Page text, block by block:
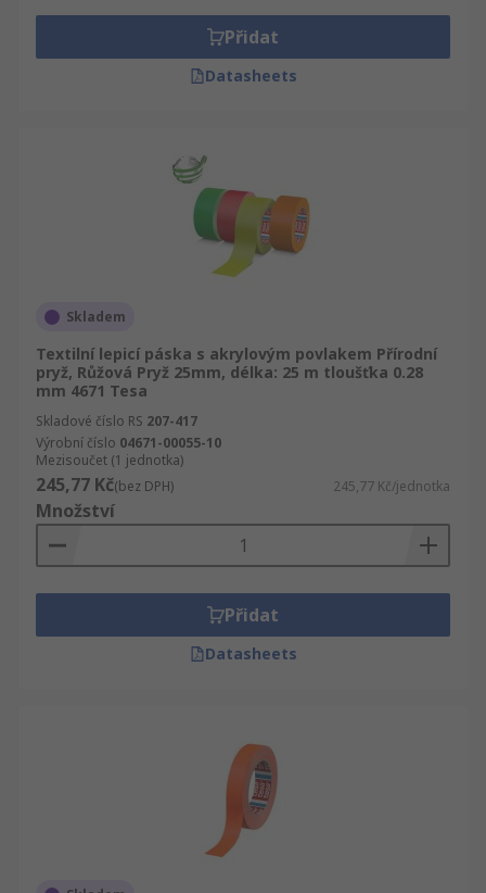
Přidat
Datasheets
Skladem
Textilní lepicí páska s akrylovým povlakem Přírodní
pryž, Růžová Pryž 25mm, délka: 25 m tloušťka 0.28
mm 4671 Tesa
Skladové číslo RS 207-417
Výrobní číslo 04671-00055-10
Mezisoučet (1 jednotka)
245,77 Kč(bez DPH) 245,77 Kč/jednotka
Množství
Přidat
Datasheets